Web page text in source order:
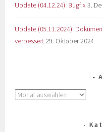
Update (04.12.24): Bugfix3.
Update (05.11.2024):
verbessert29. Oktober 2024